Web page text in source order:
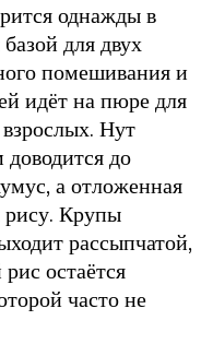
однажды в
для двух
помешивания и
идёт на пюре для
Нут
доводится до
а отложенная
Крупы
рассыпчатой,
остаётся
часто не